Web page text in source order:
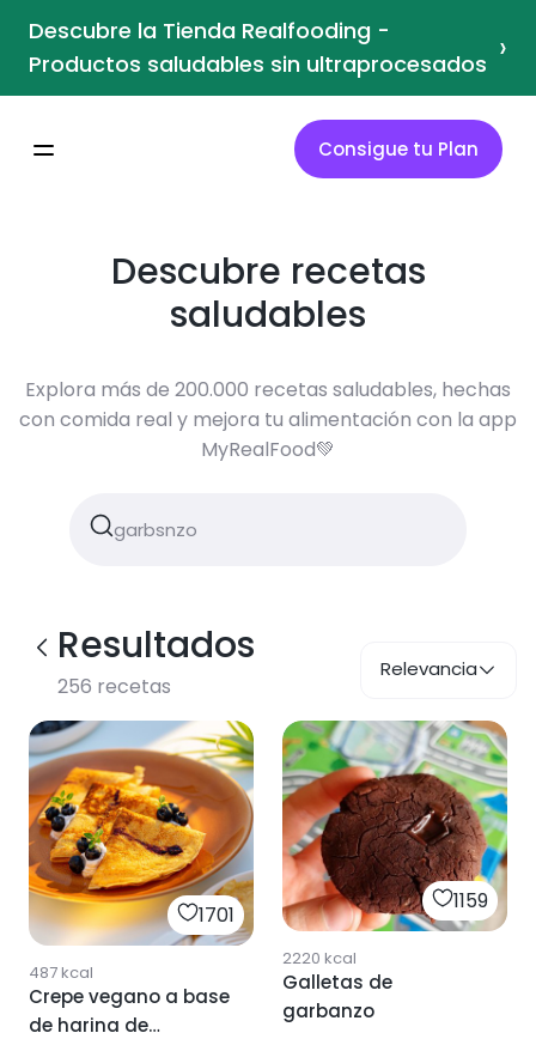
Descubre la Tienda Realfooding -
Productos saludables sin ultraprocesados ›
Consigue tu Plan
Descubre recetas
saludables
Explora más de 200.000 recetas saludables, hechas
con comida real y mejora tu alimentación con la app
MyRealFood💚
Resultados
256 recetas
Relevancia
1701
487kcal
Crepe vegano a base
de harina de
1159
2220 kcal
Galletas de
garbanzo